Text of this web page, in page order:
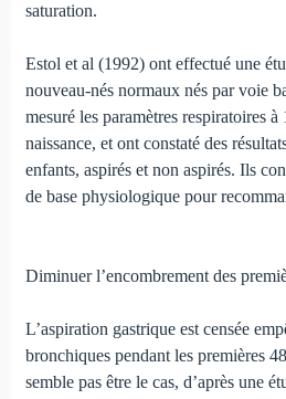
saturation.
Estol et al (1992) ont effectué une
nouveau-nés normaux nés par voie
mesuré les paramètres respiratoires
naissance, et ont constaté des
enfants, aspirés et non aspirés. Ils
de base physiologique pour
Diminuer l’encombrement des
L’aspiration gastrique est censée
bronchiques pendant les premières
semble pas être le cas, d’après une